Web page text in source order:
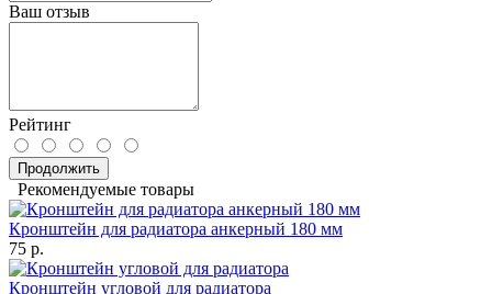
Ваш отзыв
Рейтинг
Продолжить
Рекомендуемые товары
Кронштейн для радиатора анкерный 180 мм
75 р.
Кронштейн угловой для радиатора